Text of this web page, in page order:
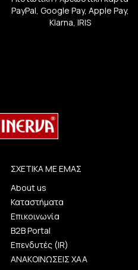
PayPal, Google Pay, Apple Pay,
Klarna, IRIS
ΣΧΕΤΙΚΑ ΜΕ ΕΜΑΣ
About us
Καταστήματα
Επικοινωνία
B2B Portal
Επενδυτές (IR)
ΑΝΑΚΟΙΝΩΣΕΙΣ ΧΑΑ